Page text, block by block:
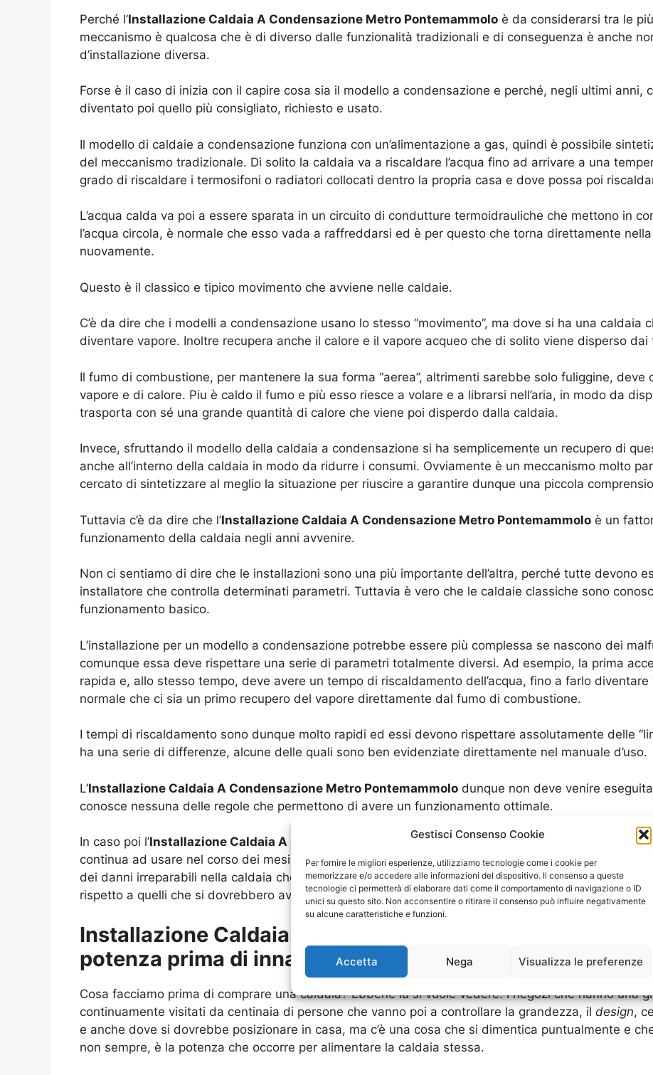
Gestisci Consenso Cookie
Per fornire le migliori esperienze, utilizziamo tecnologie come i cookie per
memorizzare e/o accedere alle informazioni del dispositivo. Il consenso a queste
tecnologie ci permetterà di elaborare dati come il comportamento di navigazione o ID
unici su questo sito. Non acconsentire o ritirare il consenso può influire negativamente
su alcune caratteristiche e funzioni.
Accetta Nega Visualizza le preferenze
Perché l’Installazione Caldaia A Condensazione Metro Pontemammolo è da considerarsi tra le
meccanismo è qualcosa che è di diverso dalle funzionalità tradizionali e di conseguenza è anche
d’installazione diversa.
Forse è il caso di inizia con il capire cosa sia il modello a condensazione e perché, negli ultimi anni,
diventato poi quello più consigliato, richiesto e usato.
Il modello di caldaie a condensazione funziona con un’alimentazione a gas, quindi è possibile
del meccanismo tradizionale. Di solito la caldaia va a riscaldare l’acqua fino ad arrivare a una
grado di riscaldare i termosifoni o radiatori collocati dentro la propria casa e dove possa poi
L’acqua calda va poi a essere sparata in un circuito di condutture termoidrauliche che mettono in
l’acqua circola, è normale che esso vada a raffreddarsi ed è per questo che torna direttamente
nuovamente.
Questo è il classico e tipico movimento che avviene nelle caldaie.
C’è da dire che i modelli a condensazione usano lo stesso “movimento”, ma dove si ha una caldaia
diventare vapore. Inoltre recupera anche il calore e il vapore acqueo che di solito viene disperso
Il fumo di combustione, per mantenere la sua forma “aerea”, altrimenti sarebbe solo fuliggine,
vapore e di calore. Piu è caldo il fumo e più esso riesce a volare e a librarsi nell’aria, in modo da
trasporta con sé una grande quantità di calore che viene poi disperdo dalla caldaia.
Invece, sfruttando il modello della caldaia a condensazione si ha semplicemente un recupero di
anche all’interno della caldaia in modo da ridurre i consumi. Ovviamente è un meccanismo molto
cercato di sintetizzare al meglio la situazione per riuscire a garantire dunque una piccola
Tuttavia c’è da dire che l’Installazione Caldaia A Condensazione Metro Pontemammolo è un
funzionamento della caldaia negli anni avvenire.
Non ci sentiamo di dire che le installazioni sono una più importante dell’altra, perché tutte devono
installatore che controlla determinati parametri. Tuttavia è vero che le caldaie classiche sono
funzionamento basico.
L’installazione per un modello a condensazione potrebbe essere più complessa se nascono dei
comunque essa deve rispettare una serie di parametri totalmente diversi. Ad esempio, la prima
rapida e, allo stesso tempo, deve avere un tempo di riscaldamento dell’acqua, fino a farlo
normale che ci sia un primo recupero del vapore direttamente dal fumo di combustione.
I tempi di riscaldamento sono dunque molto rapidi ed essi devono rispettare assolutamente delle
ha una serie di differenze, alcune delle quali sono ben evidenziate direttamente nel manuale d’uso.
L’Installazione Caldaia A Condensazione Metro Pontemammolo dunque non deve venire
conosce nessuna delle regole che permettono di avere un funzionamento ottimale.
In caso poi l’Installazione Caldaia A Condensazione Metro Pontemammolonon va a buon fine
continua ad usare nel corso dei mesi o degli anni, cosa che capita sempre quando si parla di un
dei danni irreparabili nella caldaia che si rompe in meno di due anni. Inoltre, in questo lasso di
rispetto a quelli che si dovrebbero avere nel rispetto della classe energetica di appartenenza.
Installazione Caldaia A Condensazione Metro
potenza prima di innamorarti di una caldaia
Cosa facciamo prima di comprare una caldaia? Ebbene la si vuole vedere. I negozi che hanno una
continuamente visitati da centinaia di persone che vanno poi a controllare la grandezza, il design,
e anche dove si dovrebbe posizionare in casa, ma c’è una cosa che si dimentica puntualmente e
non sempre, è la potenza che occorre per alimentare la caldaia stessa.